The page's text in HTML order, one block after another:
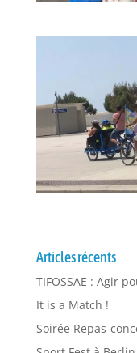
Articles récents
TIFOSSAE : Agir
It is a Match !
Soirée Repas-